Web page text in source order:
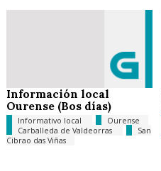
Información local
Ourense (Bos días)
Informativo local
Ourense
Carballeda de Valdeorras
San
Cibrao das Viñas